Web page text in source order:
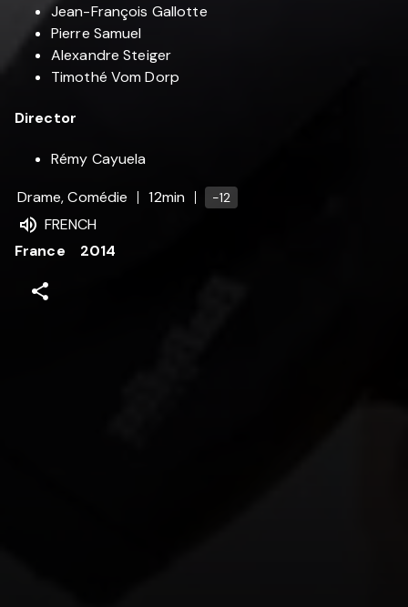
Jean-François Gallotte
Pierre Samuel
Alexandre Steiger
Timothé Vom Dorp
Director
Rémy Cayuela
Drame, Comédie
12min -12
FRENCH
France
2014